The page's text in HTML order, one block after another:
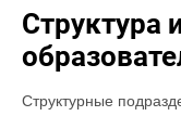
Структура
Структурные